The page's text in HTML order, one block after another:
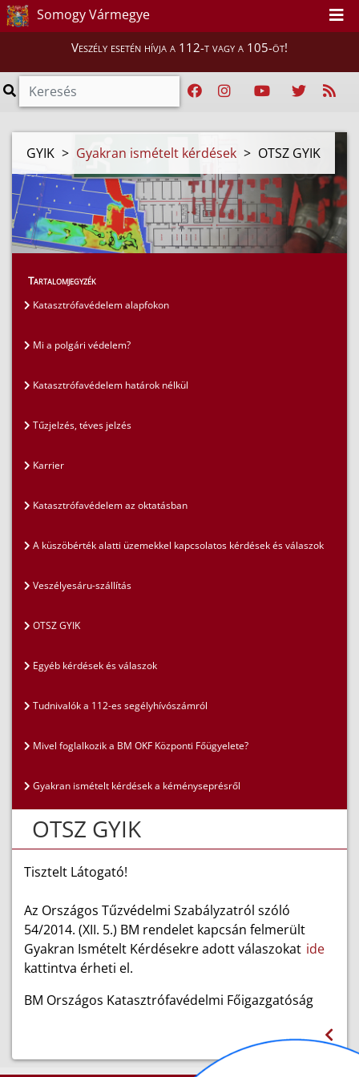
Somogy Vármegye
Veszély esetén hívja a 112-t vagy a 105-öt!
GYIK > Gyakran ismételt kérdések > OTSZ GYIK
Tartalomjegyzék
Katasztrófavédelem alapfokon
Mi a polgári védelem?
Katasztrófavédelem határok nélkül
Tűzjelzés, téves jelzés
Karrier
Katasztrófavédelem az oktatásban
A küszöbérték alatti üzemekkel kapcsolatos kérdések és válaszok
Veszélyesáru-szállítás
OTSZ GYIK
Egyéb kérdések és válaszok
Tudnivalók a 112-es segélyhívószámról
Mivel foglalkozik a BM OKF Központi Főügyelete?
Gyakran ismételt kérdések a kéményseprésről
OTSZ GYIK
Tisztelt Látogató!
Az Országos Tűzvédelmi Szabályzatról szóló
54/2014. (XII. 5.) BM rendelet kapcsán felmerült
Gyakran Ismételt Kérdésekre adott válaszokat ide
kattintva érheti el.
BM Országos Katasztrófavédelmi Főigazgatóság